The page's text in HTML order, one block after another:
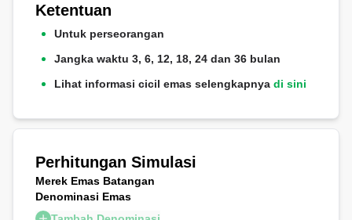
Ketentuan
Untuk perseorangan
Jangka waktu 3, 6, 12, 18, 24 dan 36 bulan
Lihat informasi cicil emas selengkapnya di sini
Perhitungan Simulasi
Merek Emas Batangan
Denominasi Emas